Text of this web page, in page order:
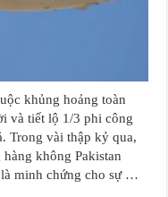
khủng hoảng toàn
và tiết lộ 1/3 phi công
Trong vài thập kỷ qua,
không Pakistan
minh chứng cho sự …